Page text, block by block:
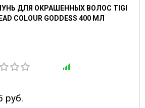
ДЛЯ ОКРАШЕННЫХ ВОЛОС TIGI
COLOUR GODDESS 400 МЛ
руб.